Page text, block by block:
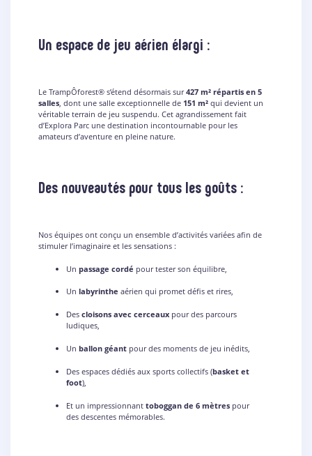
Un espace de jeu aérien élargi :
Le TrampÔforest® s’étend désormais sur427 m² répartis en 5
salles, dont une salle exceptionnelle de 151 m² qui devient un
véritable terrain de jeu suspendu. Cet agrandissement fait
d’Explora Parc une destination incontournable pour les
amateurs d’aventure en pleine nature.
Des nouveautés pour tous les goûts :
Nos équipes ont conçu un ensemble d’activités variées afin de
stimuler l’imaginaire et les sensations :
Un passage cordé pour tester son équilibre,
Un labyrinthe aérien qui promet défis et rires,
Des cloisons avec cerceaux pour des parcours
ludiques,
Un ballon géant pour des moments de jeu inédits,
Des espaces dédiés aux sports collectifs (basket et
foot),
Et un impressionnant toboggan de 6 mètres pour
des descentes mémorables.